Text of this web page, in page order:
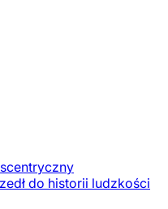
do historii ludzkości